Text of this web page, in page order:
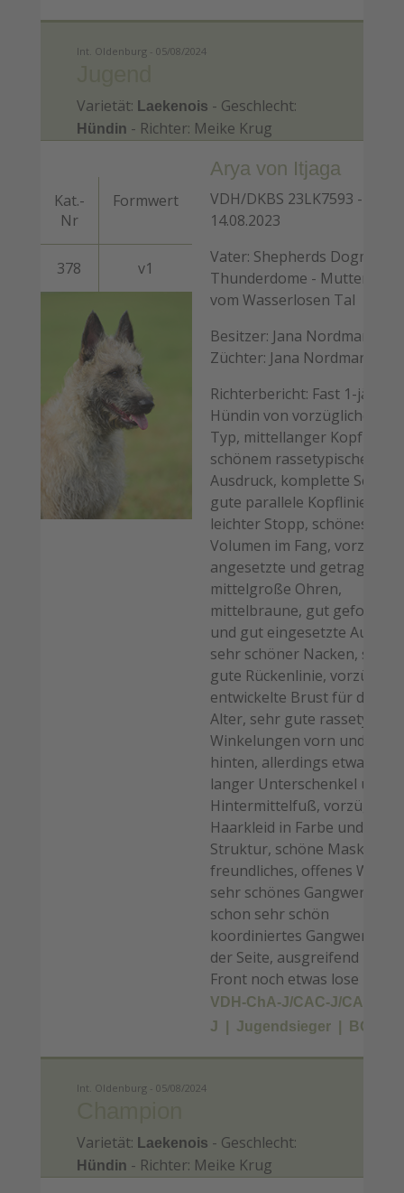
Int. Oldenburg - 05/08/2024
Varietät: Laekenois - Geschlecht:
Hündin - Richter: Meike Krug
Kat.-
Nr
Formwert
378 v1
Arya von Itjaga
VDH/DKBS 23LK7593 -
14.08.2023
Vater: Shepherds Dogmate
Thunderdome - Mutter: Gadi
vom Wasserlosen Tal
Besitzer: Jana Nordmann -
Züchter: Jana Nordmann
Richterbericht: Fast 1-jährige
Hündin von vorzüglichem
Typ, mittellanger Kopf mit
schönem rassetypischem
Ausdruck, komplette Schere,
gute parallele Kopflinien,
leichter Stopp, schönes
Volumen im Fang, vorzüglich
angesetzte und getragene
mittelgroße Ohren,
mittelbraune, gut geformte
und gut eingesetzte Augen,
sehr schöner Nacken, schon
gute Rückenlinie, vorzüglich
entwickelte Brust für das
Alter, sehr gute
Winkelungen vorn und
hinten, allerdings etwas zu
langer Unterschenkel und
Hintermittelfuß,
Haarkleid in Farbe und
Struktur, schöne Maske,
freundliches, offenes
sehr schönes Gangwerk,
schon sehr schön
koordiniertes Gangwerk von
der Seite, ausgreifend in der
Front noch etwas lose
VDH-ChA-J/CAC-J/CACIB-
J
Jugendsieger BOB
Int. Oldenburg - 05/08/2024
Varietät: Laekenois - Geschlecht:
Hündin - Richter: Meike Krug